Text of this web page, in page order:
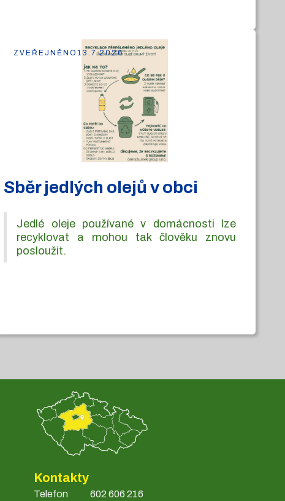
Sběr jedlých olejů v obci
Jedlé oleje používané v domácnosti lze
recyklovat a mohou tak člověku znovu
posloužit.
ZVEŘEJNĚNO13.7.2026
Kontakty
Telefon 602 606 216